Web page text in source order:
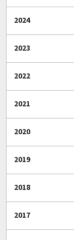
2024
2023
2022
2021
2020
2019
2018
2017